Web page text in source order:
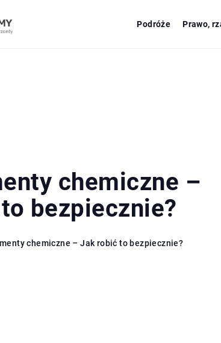
Podróże Prawo,
chemiczne –
bezpiecznie?
chemiczne – Jak robić to bezpiecznie?